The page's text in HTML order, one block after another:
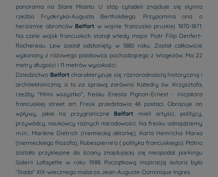
panorama na Stare Miasto. U stóp cytadeli znajduje się słynna
rzeźba Fryderyka-Augusta Bertholdiego. Przypomina ona o
heroizmie obrońców Belfort w wojnie francusko pruskiej 1870-1871.
Na czele wojsk francuskich stanął wtedy major Piotr Filip Denfert-
Rochereau. Lew został odsłonięty w 1880 roku. Został całkowicie
wykonany z różowego piaskowca pochodzącego z Wogezów. Ma 22
metry długości i 11 metrów wysokości.
Dziedzictwo Belfortcharakteryzuje się różnorodnością historyczną i
architektoniczną, a to za sprawą zarówno Katedry św. Krzysztofa,
rzeźby "Mimi wszystko", fresku Enesta Pignon-Ernest - inicjatora
francuskiej street art. Fresk przedstawia 46 postaci. Obrazuje on
wpływy, jakie na przygraniczne Belfort mieli artyści, politycy,
przywódcy, naukowcy różnych narodowości. Na fresku odnajdziemy
m.in.: Marlène Dietrich (niemiecką aktorkę), Karla Heinricha Marxa
(niemieckiego filozofa), Robespierre’a ( polityka francuskiego). Płótno
zostało przyklejone do ściany znajdujacej się nieopodal parkingu
Galerii Lafayette w roku 1988. Początkową inspiracją autora była
"Iliada" XIX-wiecznego malarza Jean-Auguste-Dominique Ingres.